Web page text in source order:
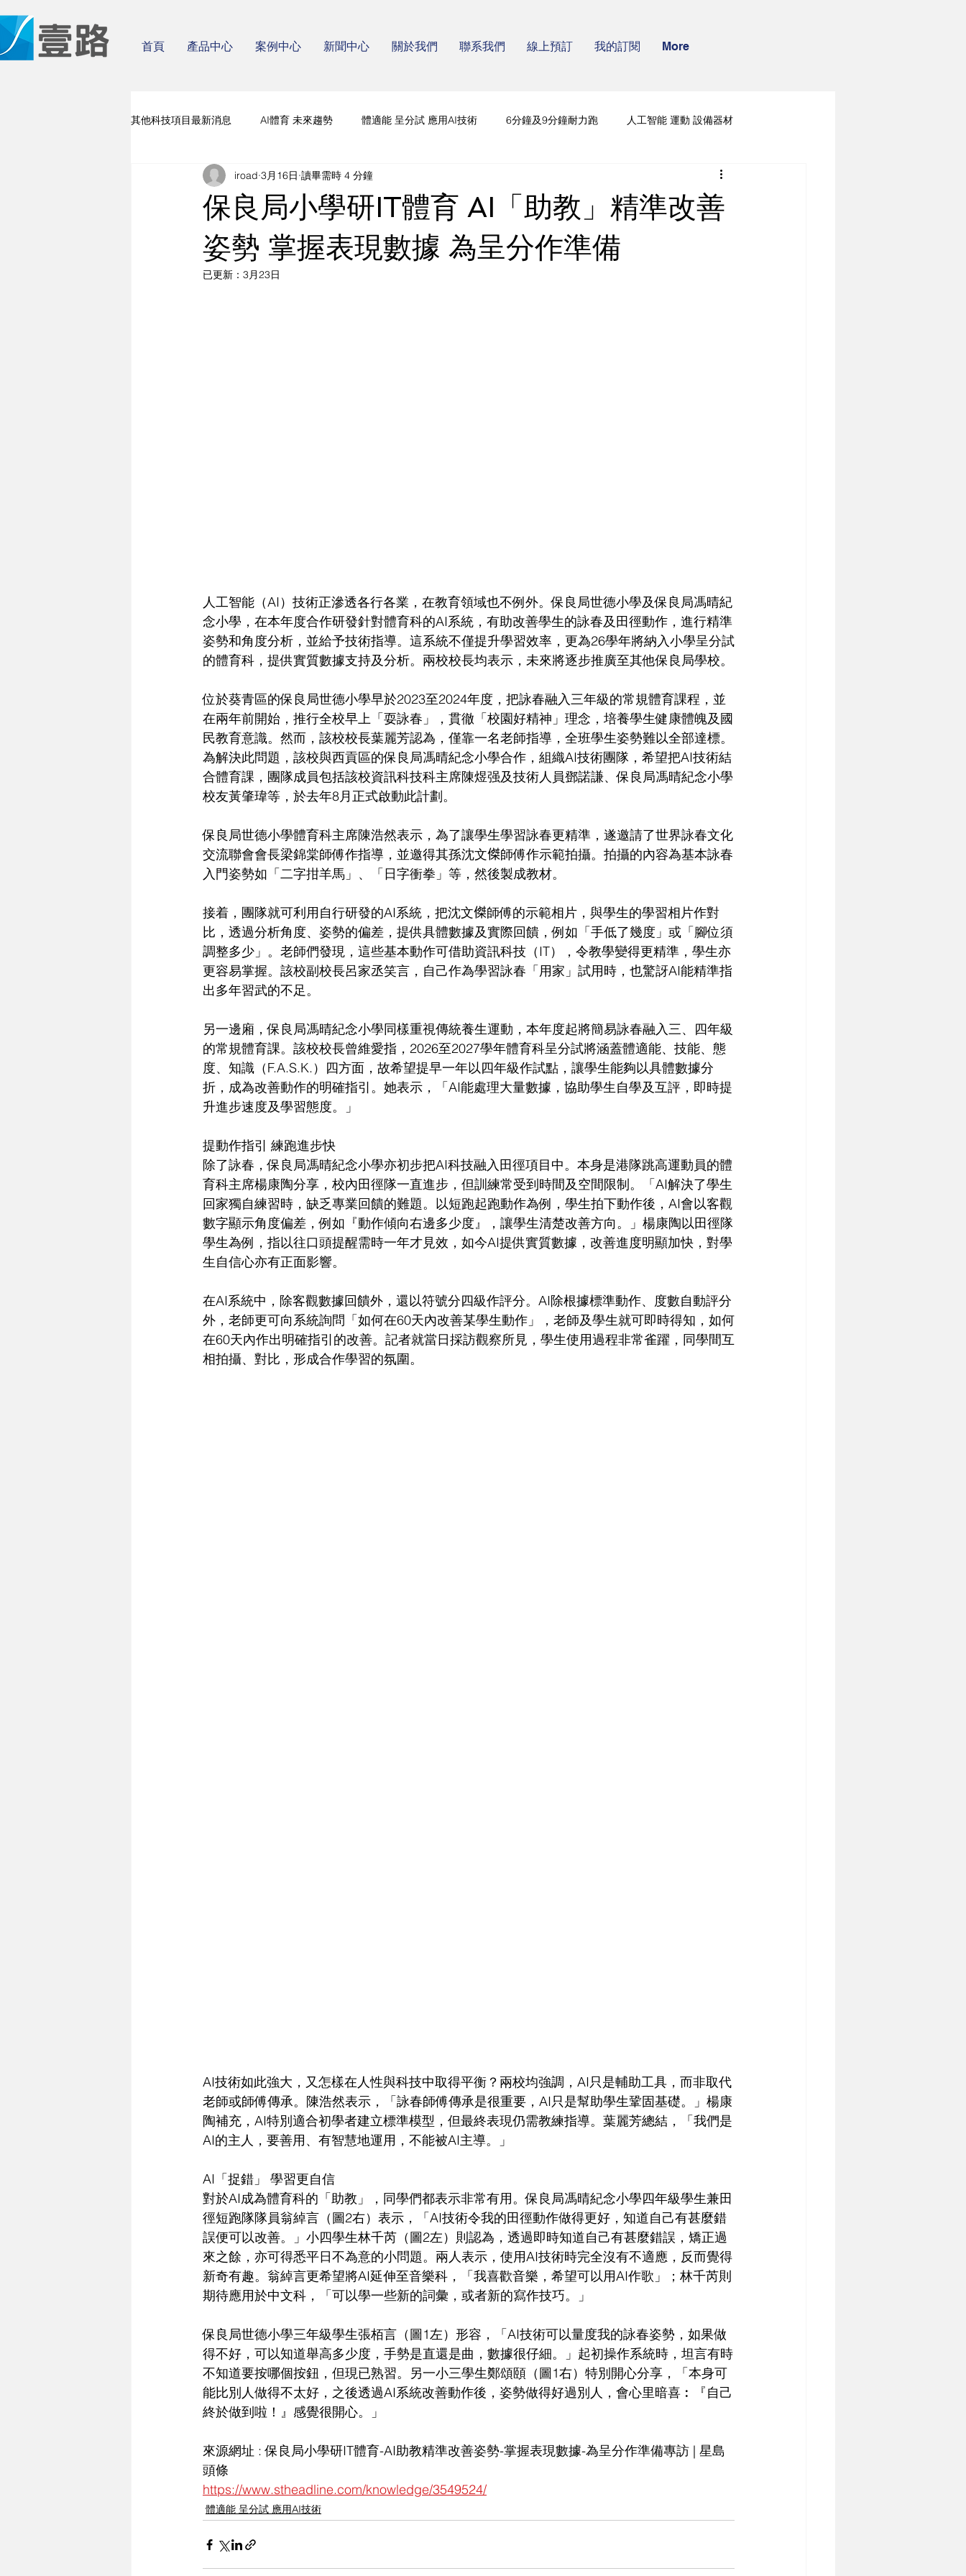
首頁 產品中心 案例中心 新聞中心 關於我們 聯系我們 線上預訂 我的訂閱 More
其他科技項目最新消息 AI體育 未來趨勢 體適能 呈分試 應用AI技術 6分鐘及9分鐘耐力跑 人工智能 運動 設備器材
人工智能 體育 場地系統
保良局小學研IT體育 AI「助教」精準改善
姿勢 掌握表現數據 為呈分作準備
iroad 3月16日 讀畢需時 4 分鐘
已更新： 3月23日
人工智能（AI）技術正滲透各行各業，在教育領域也不例外。保良局世德小學及保良局馮晴紀
念小學，在本年度合作研發針對體育科的AI系統，有助改善學生的詠春及田徑動作，進行精準
姿勢和角度分析，並給予技術指導。這系統不僅提升學習效率，更為26學年將納入小學呈分試
的體育科，提供實質數據支持及分析。兩校校長均表示，未來將逐步推廣至其他保良局學校。
位於葵青區的保良局世德小學早於2023至2024年度，把詠春融入三年級的常規體育課程，並
在兩年前開始，推行全校早上「耍詠春」，貫徹「校園好精神」理念，培養學生健康體魄及國
民教育意識。然而，該校校長葉麗芳認為，僅靠一名老師指導，全班學生姿勢難以全部達標。
為解決此問題，該校與西貢區的保良局馮晴紀念小學合作，組織AI技術團隊，希望把AI技術結
合體育課，團隊成員包括該校資訊科技科主席陳煜强及技術人員鄧諾謙、保良局馮晴紀念小學
校友黃肇瑋等，於去年8月正式啟動此計劃。
保良局世德小學體育科主席陳浩然表示，為了讓學生學習詠春更精準，遂邀請了世界詠春文化
交流聯會會長梁錦棠師傅作指導，並邀得其孫沈文𠎀師傅作示範拍攝。拍攝的內容為基本詠春
入門姿勢如「二字拑羊馬」、「日字衝拳」等，然後製成教材。
接着，團隊就可利用自行研發的AI系統，把沈文𠎀師傅的示範相片，與學生的學習相片作對
比，透過分析角度、姿勢的偏差，提供具體數據及實際回饋，例如「手低了幾度」或「腳位須
調整多少」。老師們發現，這些基本動作可借助資訊科技（IT），令教學變得更精準，學生亦
更容易掌握。該校副校長呂家丞笑言，自己作為學習詠春「用家」試用時，也驚訝AI能精準指
出多年習武的不足。
另一邊廂，保良局馮晴紀念小學同樣重視傳統養生運動，本年度起將簡易詠春融入三、四年級
的常規體育課。該校校長曾維愛指，2026至2027學年體育科呈分試將涵蓋體適能、技能、態
度、知識（F.A.S.K.）四方面，故希望提早一年以四年級作試點，讓學生能夠以具體數據分
折，成為改善動作的明確指引。她表示，「AI能處理大量數據，協助學生自學及互評，即時提
升進步速度及學習態度。」
提動作指引 練跑進步快
除了詠春，保良局馮晴紀念小學亦初步把AI科技融入田徑項目中。本身是港隊跳高運動員的體
育科主席楊康陶分享，校內田徑隊一直進步，但訓練常受到時間及空間限制。「AI解決了學生
回家獨自練習時，缺乏專業回饋的難題。以短跑起跑動作為例，學生拍下動作後，AI會以客觀
數字顯示角度偏差，例如『動作傾向右邊多少度』，讓學生清楚改善方向。」楊康陶以田徑隊
學生為例，指以往口頭提醒需時一年才見效，如今AI提供實質數據，改善進度明顯加快，對學
生自信心亦有正面影響。
在AI系統中，除客觀數據回饋外，還以符號分四級作評分。AI除根據標準動作、度數自動評分
外，老師更可向系統詢問「如何在60天內改善某學生動作」，老師及學生就可即時得知，如何
在60天內作出明確指引的改善。記者就當日採訪觀察所見，學生使用過程非常雀躍，同學間互
相拍攝、對比，形成合作學習的氛圍。
AI技術如此強大，又怎樣在人性與科技中取得平衡？兩校均強調，AI只是輔助工具，而非取代
老師或師傅傳承。陳浩然表示，「詠春師傅傳承是很重要，AI只是幫助學生鞏固基礎。」楊康
陶補充，AI特別適合初學者建立標準模型，但最終表現仍需教練指導。葉麗芳總結，「我們是
AI的主人，要善用、有智慧地運用，不能被AI主導。」
AI「捉錯」 學習更自信
對於AI成為體育科的「助教」，同學們都表示非常有用。保良局馮晴紀念小學四年級學生兼田
徑短跑隊隊員翁綽言（圖2右）表示，「AI技術令我的田徑動作做得更好，知道自己有甚麼錯
誤便可以改善。」小四學生林千芮（圖2左）則認為，透過即時知道自己有甚麼錯誤，矯正過
來之餘，亦可得悉平日不為意的小問題。兩人表示，使用AI技術時完全沒有不適應，反而覺得
新奇有趣。翁綽言更希望將AI延伸至音樂科，「我喜歡音樂，希望可以用AI作歌」；林千芮則
期待應用於中文科，「可以學一些新的詞彙，或者新的寫作技巧。」
保良局世德小學三年級學生張栢言（圖1左）形容，「AI技術可以量度我的詠春姿勢，如果做
得不好，可以知道舉高多少度，手勢是直還是曲，數據很仔細。」起初操作系統時，坦言有時
不知道要按哪個按鈕，但現已熟習。另一小三學生鄭頌頤（圖1右）特別開心分享，「本身可
能比別人做得不太好，之後透過AI系統改善動作後，姿勢做得好過別人，會心里暗喜︰『自己
終於做到啦！』感覺很開心。」
來源網址 : 保良局小學研IT體育-AI助教精準改善姿勢-掌握表現數據-為呈分作準備專訪 | 星島
頭條
https://www.stheadline.com/knowledge/3549524/
體適能 呈分試 應用AI技術